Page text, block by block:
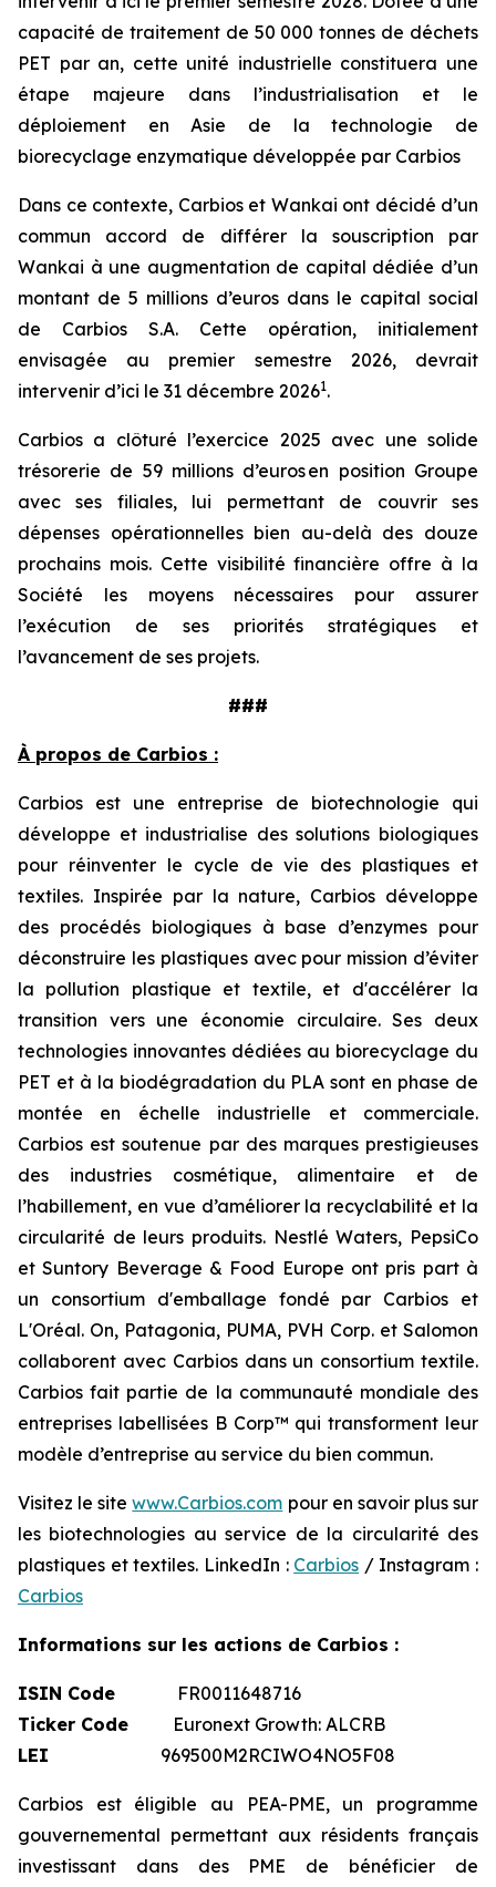
capacité de traitement de 50 000 tonnes de déchets
PET par an, cette unité industrielle constituera une
étape majeure dans l’industrialisation et le
déploiement en Asie de la technologie de
biorecyclage enzymatique développée par Carbios
Dans ce contexte, Carbios et Wankai ont décidé d’un
commun accord de différer la souscription par
Wankai à une augmentation de capital dédiée d’un
montant de 5 millions d’euros dans le capital social
de Carbios S.A. Cette opération, initialement
envisagée au premier semestre 2026, devrait
intervenir d’ici le 31 décembre 20261.
Carbios a clôturé l’exercice 2025 avec une solide
trésorerie de 59 millions d’euros en position Groupe
avec ses filiales, lui permettant de couvrir ses
dépenses opérationnelles bien au-delà des douze
prochains mois. Cette visibilité financière offre à la
Société les moyens nécessaires pour assurer
l’exécution de ses priorités stratégiques et
l’avancement de ses projets.
###
À propos de Carbios :
Carbios est une entreprise de biotechnologie qui
développe et industrialise des solutions biologiques
pour réinventer le cycle de vie des plastiques et
textiles. Inspirée par la nature, Carbios développe
des procédés biologiques à base d’enzymes pour
déconstruire les plastiques avec pour mission d’éviter
la pollution plastique et textile, et d'accélérer la
transition vers une économie circulaire. Ses deux
technologies innovantes dédiées au biorecyclage du
PET et à la biodégradation du PLA sont en phase de
montée en échelle industrielle et commerciale.
Carbios est soutenue par des marques prestigieuses
des industries cosmétique, alimentaire et de
l’habillement, en vue d’améliorer la recyclabilité et la
circularité de leurs produits. Nestlé Waters, PepsiCo
et Suntory Beverage & Food Europe ont pris part à
un consortium d'emballage fondé par Carbios et
L'Oréal. On, Patagonia, PUMA, PVH Corp. et Salomon
collaborent avec Carbios dans un consortium textile.
Carbios fait partie de la communauté mondiale des
entreprises labellisées B Corp™ qui transforment leur
modèle d’entreprise au service du bien commun.
Visitez le sitewww.Carbios.com pour en savoir plus sur
les biotechnologies au service de la circularité des
plastiques et textiles. LinkedIn : Carbios / Instagram :
Carbios
Informations sur les actions de Carbios :
ISIN Code FR0011648716
Ticker Code Euronext Growth: ALCRB
LEI
969500M2RCIWO4NO5F08
Carbios est éligible au PEA-PME, un programme
gouvernemental permettant aux résidents français
investissant dans des PME de bénéficier de